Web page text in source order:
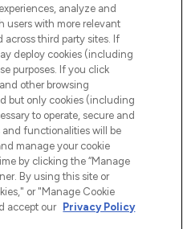
analyze and
users with more relevant
third party sites. If
deploy cookies (including
purposes. If you click
other browsing
but only cookies (including
to operate, secure and
functionalities will be
manage your cookie
by clicking the “Manage
By using this site or
or "Manage Cookie
accept our Privacy Policy